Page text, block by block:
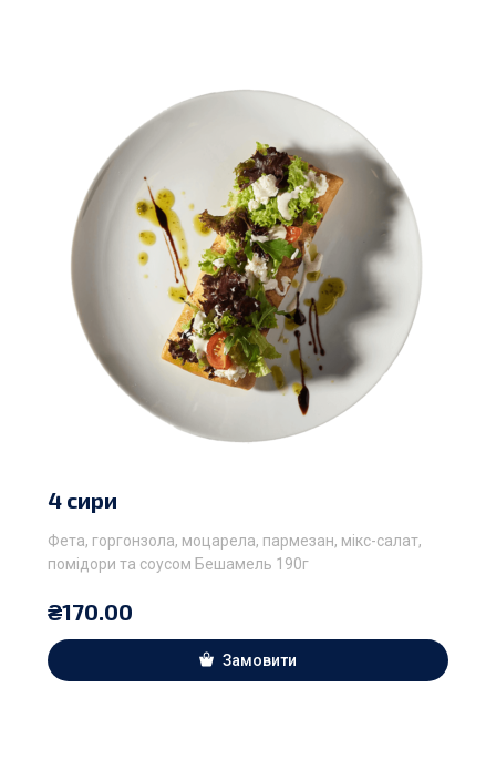
4 сири
Фета, горгонзола, моцарела, пармезан, мікс-салат,
помідори та соусом Бешамель 190г
₴170.00
Замовити